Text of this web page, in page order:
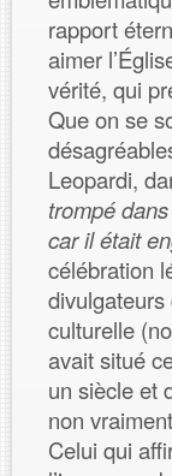
rapport
aimer
vérité, qui
Que on se
Leopardi,
trompé
car il était
célébration
culturelle
avait situé
un siècle et
non
Celui qui